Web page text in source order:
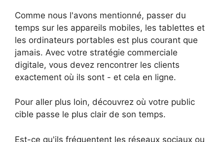
Comme nous l'avons mentionné, passer du
temps sur les appareils mobiles, les tablettes et
les ordinateurs portables est plus courant que
jamais. Avec votre stratégie commerciale
digitale, vous devez rencontrer les clients
exactement où ils sont - et cela en ligne.
Pour aller plus loin, découvrez où votre public
cible passe le plus clair de son temps.
Est-ce qu'ils fréquentent les réseaux sociaux ou